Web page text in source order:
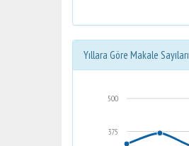
Yıllara Göre Makale Sayıları
375
500